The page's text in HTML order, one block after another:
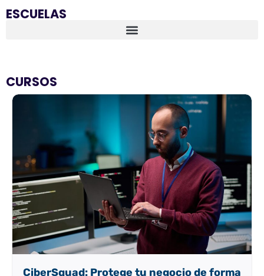
ESCUELAS
CURSOS
Cibersquad: Protege tu negocio de
digital